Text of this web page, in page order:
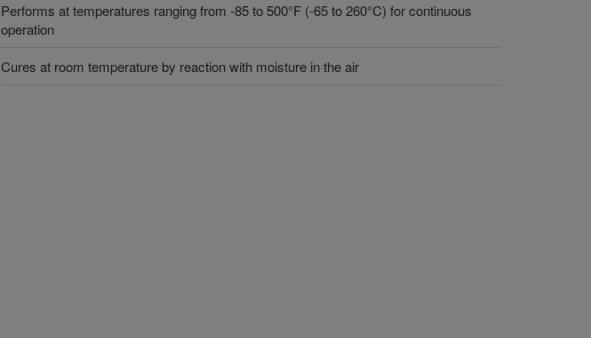
Performs at temperatures ranging from -85 to 500°F (-65 to 260°C) for continuous
operation
Cures at room temperature by reaction with moisture in the air